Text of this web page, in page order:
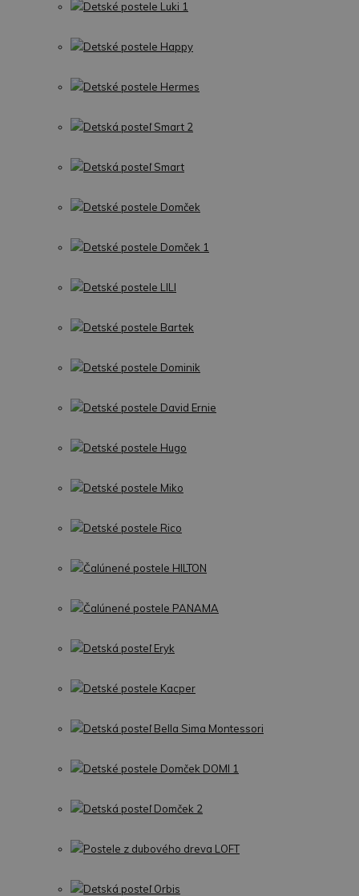
Detské postele Luki 1
Detské postele Happy
Detské postele Hermes
Detská posteľ Smart 2
Detská posteľ Smart
Detské postele Domček
Detské postele Domček 1
Detské postele LILI
Detské postele Bartek
Detské postele Dominik
Detské postele David Ernie
Detské postele Hugo
Detské postele Miko
Detské postele Rico
Čalúnené postele HILTON
Čalúnené postele PANAMA
Detská posteľ Eryk
Detské postele Kacper
Detská posteľ Bella Sima Montessori
Detské postele Domček DOMI 1
Detská posteľ Domček 2
Postele z dubového dreva LOFT
Detská posteľ Orbis